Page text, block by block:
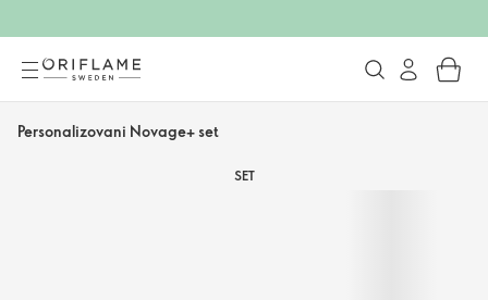
Personalizovani Novage+ set
SET